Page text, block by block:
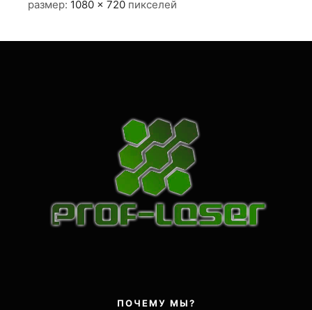
размер: 1080 × 720 пикселей
ПОЧЕМУ МЫ?